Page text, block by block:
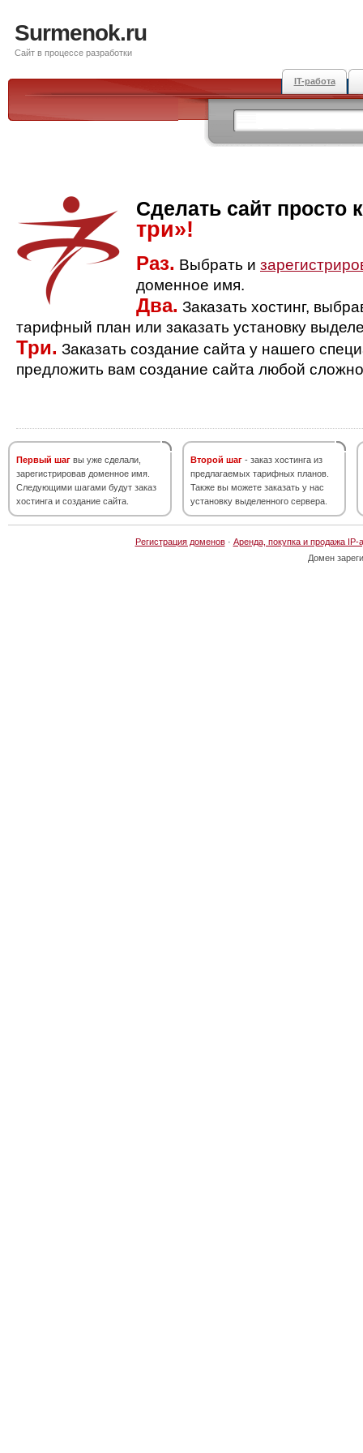
Surmenok.ru
Сайт в процессе разработки
IT-работа
Сделать сайт просто
три»!
Раз. Выбрать и
доменное имя.
Два. Заказать хостинг,
тарифный план или заказать установку
Три. Заказать создание сайта у нашего
предложить вам создание сайта любой
Первый шаг вы уже сделали,
зарегистрировав доменное имя.
Следующими шагами будут заказ
хостинга и создание сайта.
Второй шаг - заказ хостинга из
предлагаемых тарифных планов.
Также вы можете заказать у нас
установку выделенного сервера.
Регистрация доменов· Аренда, покупка и продажа IP-
Домен